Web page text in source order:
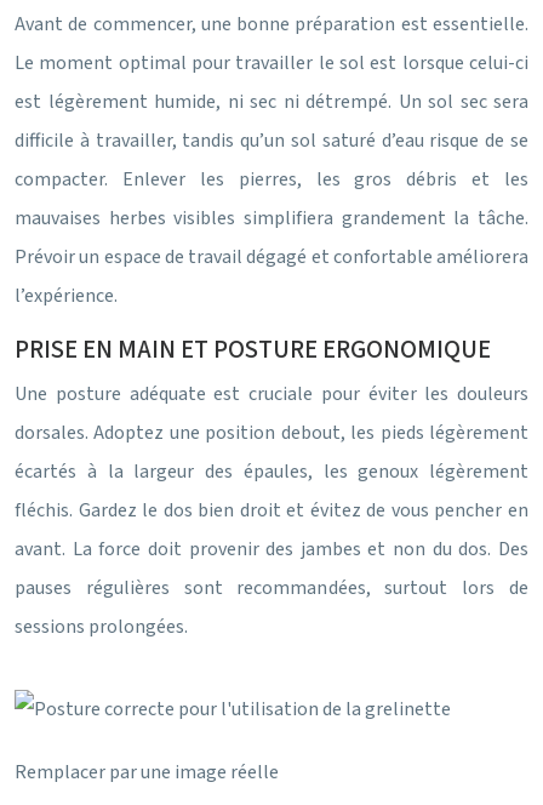
Avant de commencer, une bonne préparation est essentielle.
Le moment optimal pour travailler le sol est lorsque celui-ci
est légèrement humide, ni sec ni détrempé. Un sol sec sera
difficile à travailler, tandis qu’un sol saturé d’eau risque de se
compacter. Enlever les pierres, les gros débris et les
mauvaises herbes visibles simplifiera grandement la tâche.
Prévoir un espace de travail dégagé et confortable améliorera
l’expérience.
PRISE EN MAIN ET POSTURE ERGONOMIQUE
Une posture adéquate est cruciale pour éviter les douleurs
dorsales. Adoptez une position debout, les pieds légèrement
écartés à la largeur des épaules, les genoux légèrement
fléchis. Gardez le dos bien droit et évitez de vous pencher en
avant. La force doit provenir des jambes et non du dos. Des
pauses régulières sont recommandées, surtout lors de
sessions prolongées.
Remplacer par une image réelle